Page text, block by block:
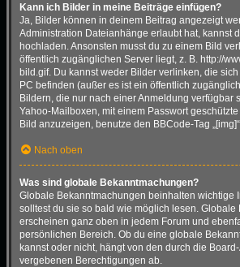
Kann ich Bilder in meine Beiträge einfügen?
Ja, Bilder können in deinem Beitrag angezeigt
Administration Dateianhänge erlaubt hat, kannst
hochladen. Ansonsten musst du zu einem Bild
öffentlich zugänglichen Server liegt, z. B. http://
bild.gif. Du kannst weder Bilder verlinken, die
PC befinden (außer es ist ein öffentlich
Bildern, die nur nach einer Anmeldung verfügbar
Yahoo-Mailboxen, mit einem Passwort
Bild anzuzeigen, benutze den BBCode-Tag „[img]“.
Nach oben
Was sind globale Bekanntmachungen?
Globale Bekanntmachungen beinhalten wichtige
solltest du sie so bald wie möglich lesen. Globale
erscheinen ganz oben in jedem Forum und
persönlichen Bereich. Ob du eine globale
kannst oder nicht, hängt von den durch die
vergebenen Berechtigungen ab.